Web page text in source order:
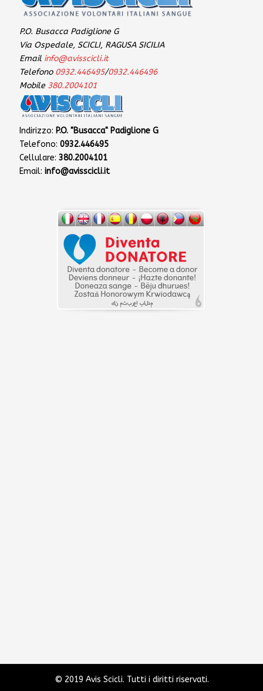
P.O. Busacca Padiglione G
Via Ospedale, SCICLI, RAGUSA SICILIA
Email info@avisscicli.it
Telefono 0932.446495/0932.446496
Mobile 380.2004101
Indirizzo: P.O. "Busacca" Padiglione G
Telefono: 0932.446495
Cellulare: 380.2004101
Email: info@avisscicli.it
© 2019 Avis Scicli. Tutti i diritti riservati.